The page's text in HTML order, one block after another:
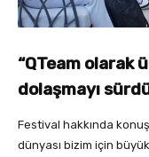
“QTeam
dolaşmayı
Festival hakkında
dünyası bizim için